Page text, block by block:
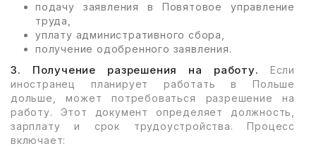
подачу заявления в Повятовое управление
труда,
уплату административного сбора,
получение одобренного заявления.
3. Получение разрешения на работу. Если
иностранец планирует работать в Польше
дольше, может потребоваться разрешение на
работу. Этот документ определяет должность,
зарплату и срок трудоустройства. Процесс
включает: